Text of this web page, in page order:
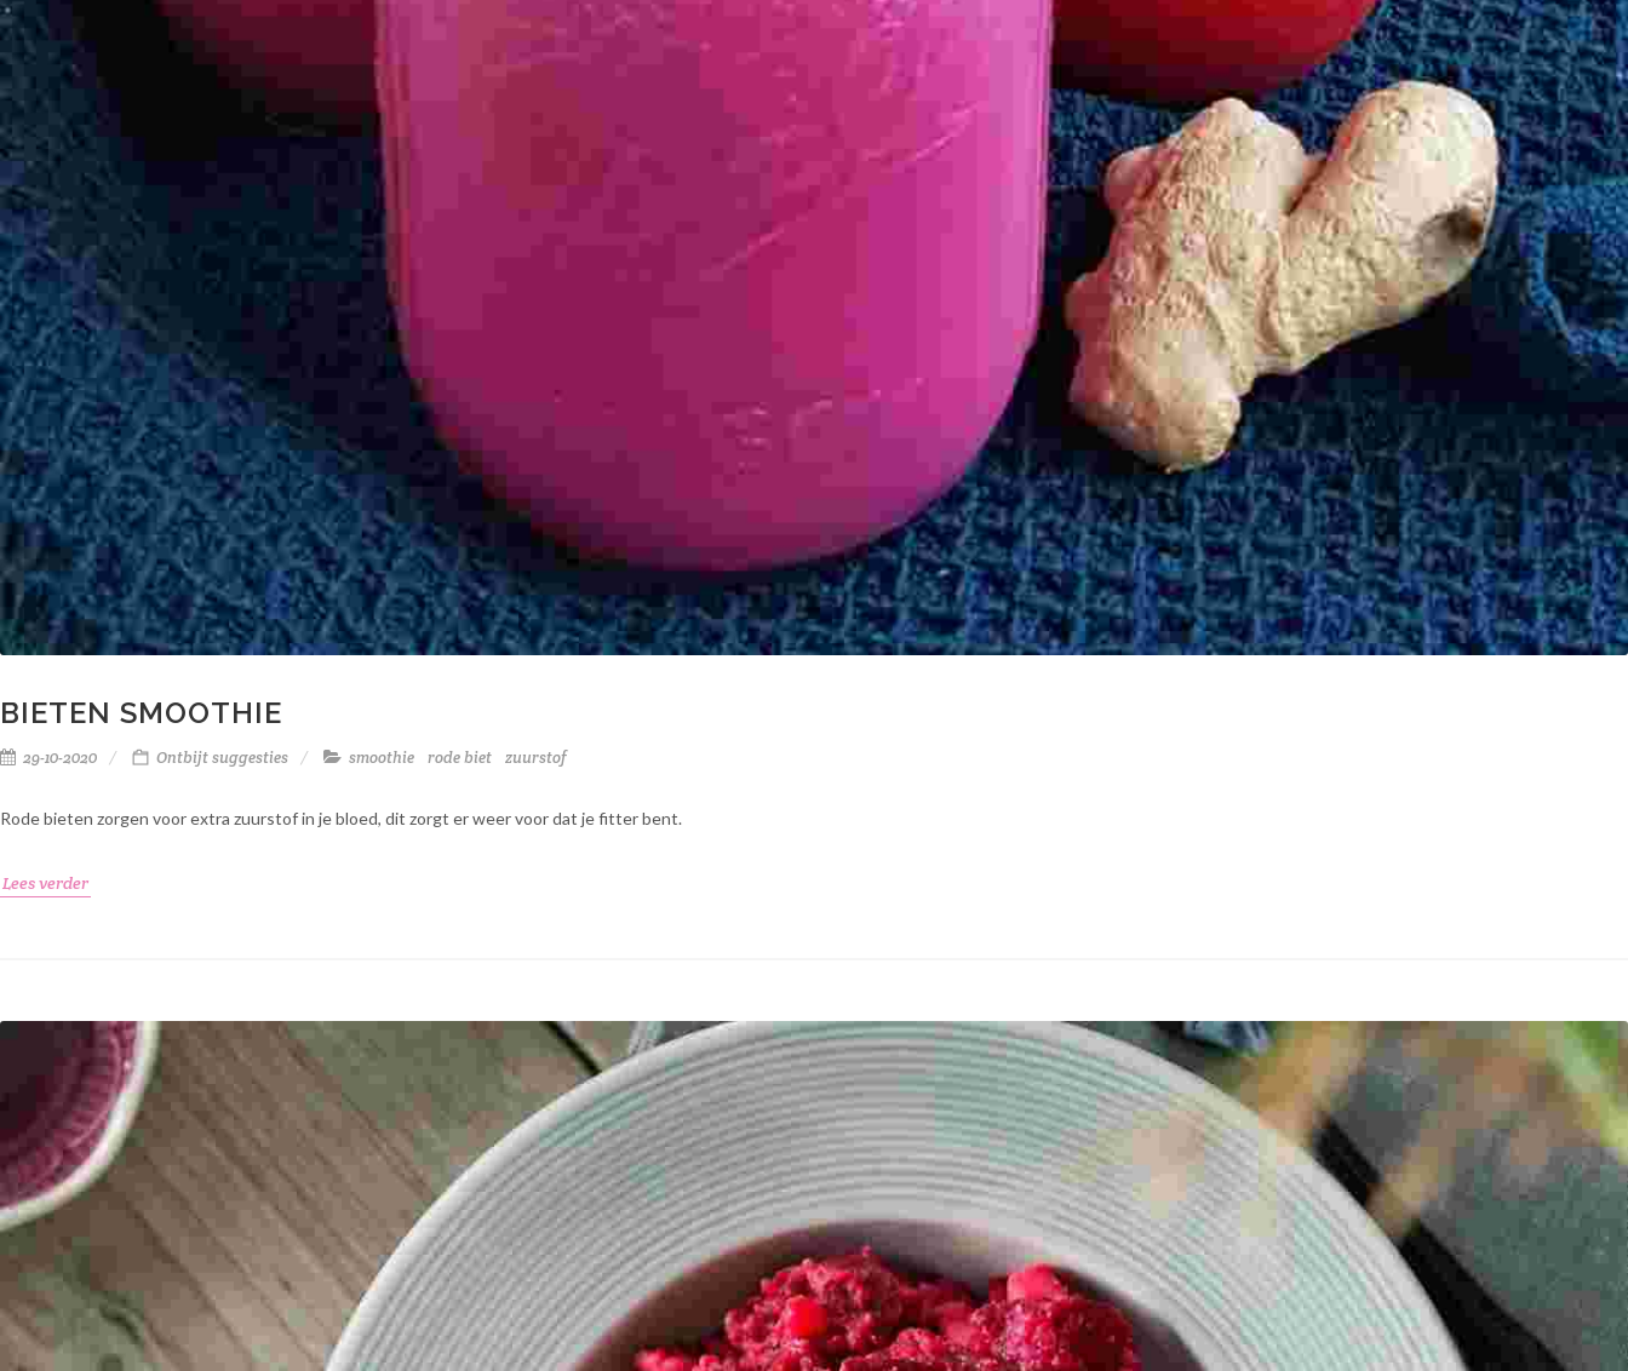
BIETEN SMOOTHIE
29-10-2020 Ontbijt suggesties smoothie rode biet zuurstof
Rode bieten zorgen voor extra zuurstof in je bloed, dit zorgt er weer voor dat je fitter bent.
Lees verder